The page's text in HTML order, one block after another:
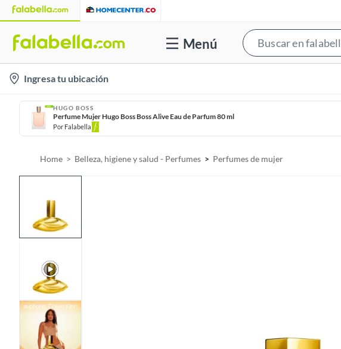
Menú
Ingresa tu ubicación
HUGO BOSS
Perfume Mujer Hugo Boss Boss Alive Eau de Parfum 80 ml
Por Falabella
Home Belleza, higiene y salud - Perfumes Perfumes de mujer